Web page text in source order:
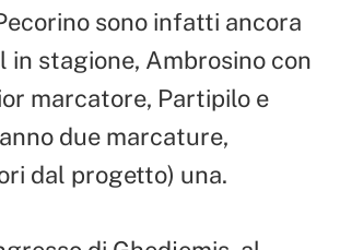
sono infatti ancora
in stagione, Ambrosino con
marcatore, Partipilo e
due marcature,
dal progetto) una.